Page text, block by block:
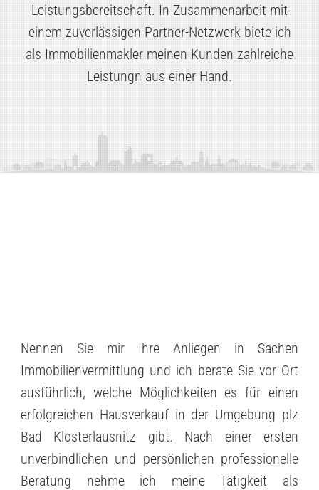
Leistungsbereitschaft. In Zusammenarbeit mit
einem zuverlässigen Partner-Netzwerk biete ich
als Immobilienmakler meinen Kunden zahlreiche
Leistungn aus einer Hand.
Nennen Sie mir Ihre Anliegen in Sachen
Immobilienvermittlung und ich berate Sie vor Ort
ausführlich, welche Möglichkeiten es für einen
erfolgreichen Hausverkauf in der Umgebung plz
Bad Klosterlausnitz gibt. Nach einer ersten
unverbindlichen und persönlichen professionelle
Beratung nehme ich meine Tätigkeit als